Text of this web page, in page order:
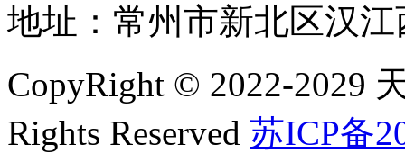
地址：常州市新北区汉江
CopyRight © 2022-2029
Rights Reserved 苏ICP备